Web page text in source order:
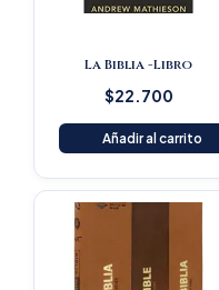
La Biblia -Libro
$22.700
Añadir al carrito
Original
$159.000.